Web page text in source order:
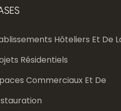
Hôteliers Et De
Résidentiels
Commerciaux Et De